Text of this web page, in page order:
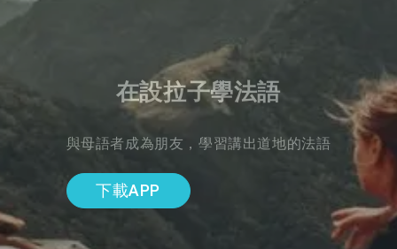
在設拉子學法語
與母語者成為朋友，學習講出道地的法語
下載APP